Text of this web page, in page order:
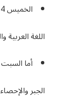
الخميس 4 يونيو
اللغة العربية
أما السبت 6 يونيو
الجبر